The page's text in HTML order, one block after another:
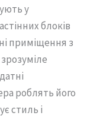
у
блоків
приміщення з
роблять його
стиль і